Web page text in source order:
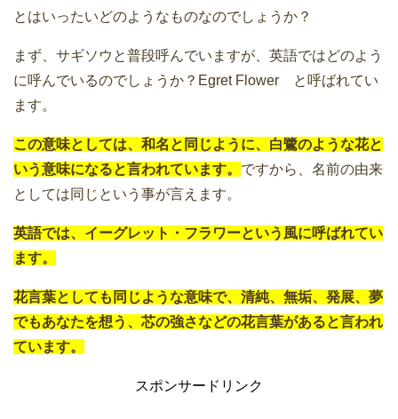
とはいったいどのようなものなのでしょうか？
まず、サギソウと普段呼んでいますが、英語ではどのよう
に呼んでいるのでしょうか？Egret Flower と呼ばれてい
ます。
この意味としては、和名と同じように、白鷺のような花と
いう意味になると言われています。 ですから、名前の由来
としては同じという事が言えます。
英語では、イーグレット・フラワーという風に呼ばれてい
ます。
花言葉としても同じような意味で、清純、無垢、発展、夢
でもあなたを想う、芯の強さなどの花言葉があると言われ
ています。
スポンサードリンク